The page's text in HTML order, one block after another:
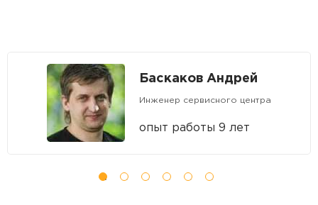
Баскаков Андрей
Инженер сервисного центра
опыт работы 9 лет